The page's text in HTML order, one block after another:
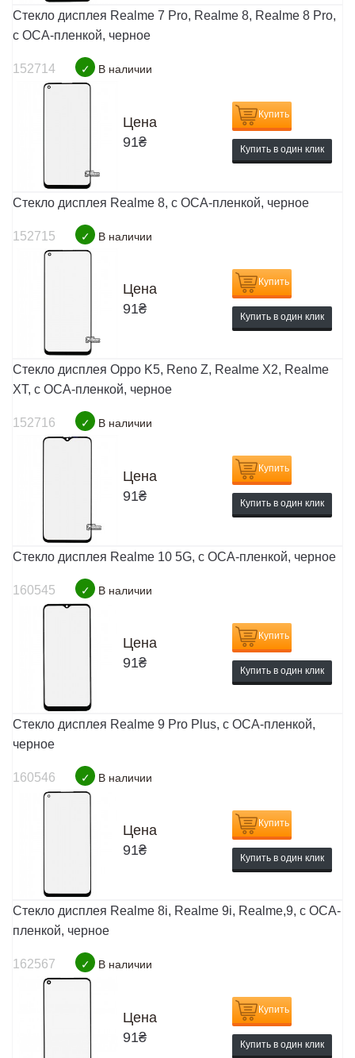
Стекло дисплея Realme 7 Pro, Realme 8, Realme 8 Pro,
с OCA-пленкой, черное
152714 ✓ В наличии
Цена
91₴
Купить
Купить в один клик
Стекло дисплея Realme 8, с OCA-пленкой, черное
152715 ✓ В наличии
Цена
91₴
Купить
Купить в один клик
Стекло дисплея Oppo K5, Reno Z, Realme X2, Realme
XT, с OCA-пленкой, черное
152716 ✓ В наличии
Цена
91₴
Купить
Купить в один клик
Стекло дисплея Realme 10 5G, с OCA-пленкой, черное
160545 ✓ В наличии
Цена
91₴
Купить
Купить в один клик
Стекло дисплея Realme 9 Pro Plus, с OCA-пленкой,
черное
160546 ✓ В наличии
Цена
91₴
Купить
Купить в один клик
Стекло дисплея Realme 8i, Realme 9i, Realme,9, с OCA-
пленкой, черное
162567 ✓ В наличии
Цена
91₴
Купить
Купить в один клик